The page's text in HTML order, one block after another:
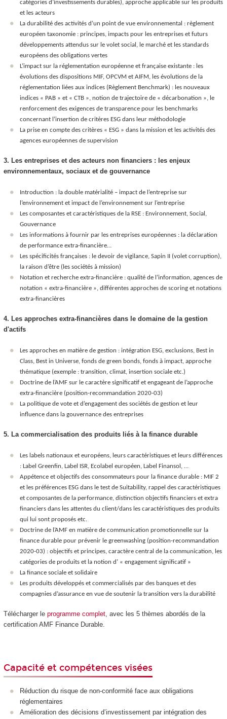
catégories d’investissements durables), approche applicable sur les produits
et les acteurs
La durabilité des activités d’un point de vue environnemental : règlement
européen taxonomie : principes, impacts pour les entreprises et futurs
développements attendus sur le volet social, le marché et les standards
européens des obligations vertes
L’impact sur la réglementation européenne et française existante : les
évolutions des dispositions MIF, OPCVM et AIFM, les évolutions de la
réglementation liées aux indices (Règlement Benchmark) : les nouveaux
indices « PAB » et « CTB », notion de trajectoire de « décarbonation », le
renforcement des exigences de transparence pour les benchmarks
concernant l’insertion de critères ESG dans leur méthodologie
La prise en compte des critères « ESG » dans la mission et les activités des
agences européennes de supervision
3. Les entreprises et des acteurs non financiers : les enjeux
environnementaux, sociaux et de gouvernance
Introduction : la double matérialité – impact de l’entreprise sur
l’environnement et impact de l’environnement sur l’entreprise
Les composantes et caractéristiques de la RSE : Environnement, Social,
Gouvernance
Les informations à fournir par les entreprises européennes : la déclaration
de performance extra-financière…
Les spécificités françaises : le devoir de vigilance, Sapin II (volet corruption),
la raison d’être (les sociétés à mission)
Notation et recherche extra-financière : qualité de l’information, agences de
notation « extra-financière », différentes approches de scoring et notations
extra-financières
4. Les approches extra-financières dans le domaine de la gestion
d'actifs
Les approches en matière de gestion : intégration ESG, exclusions, Best in
Class, Best in Universe, fonds de green bonds, fonds à impact, approche
thématique (exemple : transition, climat, insertion sociale etc.)
Doctrine de l’AMF sur le caractère significatif et engageant de l’approche
extra-financière (position-recommandation 2020-03)
La politique de vote et d’engagement des sociétés de gestion et leur
influence dans la gouvernance des entreprises
5. La commercialisation des produits liés à la finance durable
Les labels nationaux et européens, leurs caractéristiques et leurs différences
: Label Greenfin, Label ISR, Ecolabel européen, Label Finansol, …
Appétence et objectifs des consommateurs pour la finance durable : MIF 2
et les préférences ESG dans le test de Suitability, rappel des caractéristiques
et composantes de la performance, distinction objectifs financiers et extra
financiers dans les attentes du client/dans les caractéristiques des produits
qui lui sont proposés etc.
Doctrine de l’AMF en matière de communication promotionnelle sur la
finance durable pour prévenir le greenwashing (position-recommandation
2020-03) : objectifs et principes, caractère central de la communication, les
catégories de produits et la notion d’ « engagement significatif »
La finance sociale et solidaire
Les produits développés et commercialisés par des banques et des
compagnies d’assurance en vue de soutenir la transition vers la durabilité
Télécharger le programme complet, avec les 5 thèmes abordés de la
certification AMF Finance Durable.
Capacité et compétences visées
Réduction du risque de non-conformité face aux obligations
réglementaires
Amélioration des décisions d’investissement par intégration des